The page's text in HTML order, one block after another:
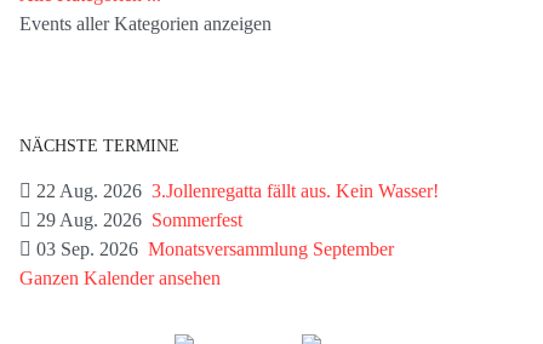
Events aller Kategorien anzeigen
NÄCHSTE TERMINE
22 Aug. 2026 3.Jollenregatta fällt aus. Kein Wasser!
29 Aug. 2026 Sommerfest
03 Sep. 2026 Monatsversammlung September
Ganzen Kalender ansehen